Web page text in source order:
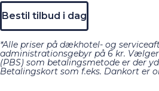
Bestil tilbud i dag
*Alle priser på dækhotel- og
administrationsgebyr på 6 kr.
(PBS) som betalingsmetode er der
Betalingskort som f.eks. Dankort er